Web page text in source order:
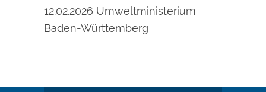
12.02.2026 Umweltministerium
Baden-Württemberg